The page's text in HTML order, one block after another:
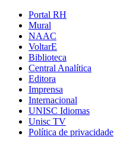
Portal RH
Mural
NAAC
VoltarE
Biblioteca
Central Analítica
Editora
Imprensa
Internacional
UNISC Idiomas
Unisc TV
Política de privacidade